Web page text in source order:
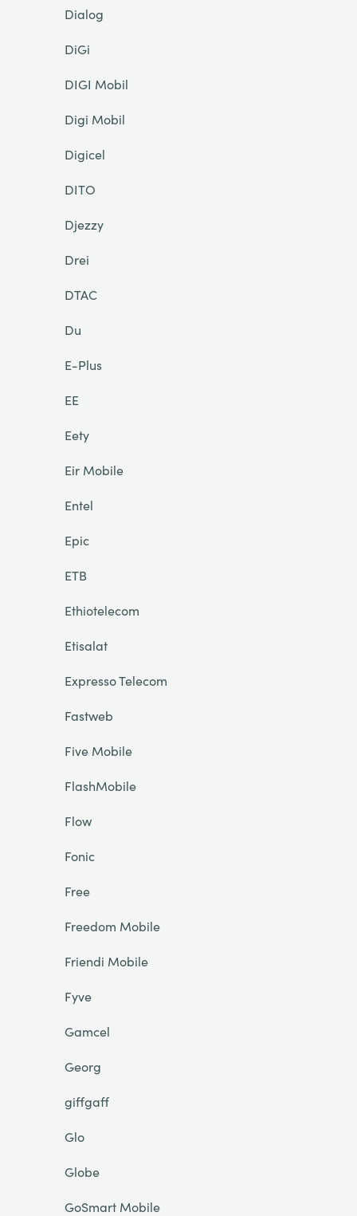
Dialog
DiGi
DIGI Mobil
Digi Mobil
Digicel
DITO
Djezzy
Drei
DTAC
Du
E-Plus
EE
Eety
Eir Mobile
Entel
Epic
ETB
Ethiotelecom
Etisalat
Expresso Telecom
Fastweb
Five Mobile
FlashMobile
Flow
Fonic
Free
Freedom Mobile
Friendi Mobile
Fyve
Gamcel
Georg
giffgaff
Glo
Globe
GoSmart Mobile